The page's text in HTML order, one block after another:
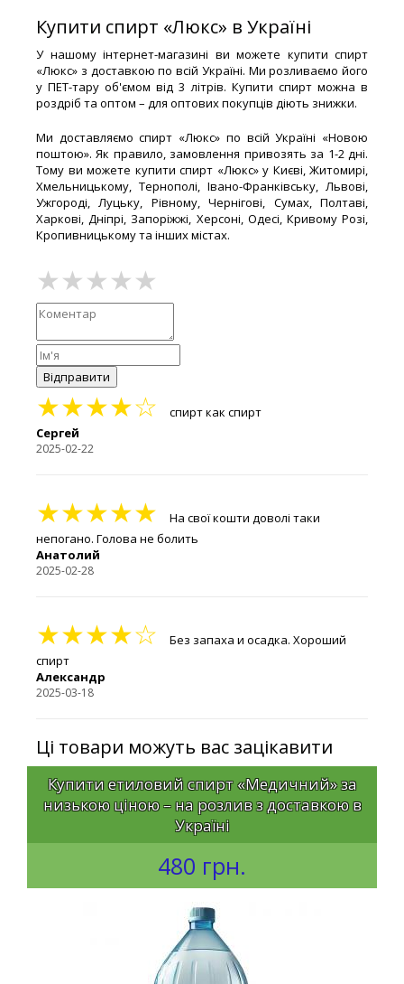
Купити спирт «Люкс» в Україні
У нашому інтернет-магазині ви можете купити спирт
«Люкс» з доставкою по всій Україні. Ми розливаємо його
у ПЕТ-тару об'ємом від 3 літрів. Купити спирт можна в
роздріб та оптом – для оптових покупців діють знижки.
Ми доставляємо спирт «Люкс» по всій Україні «Новою
поштою». Як правило, замовлення привозять за 1-2 дні.
Тому ви можете купити спирт «Люкс» у Києві, Житомирі,
Хмельницькому, Тернополі, Івано-Франківську, Львові,
Ужгороді, Луцьку, Рівному, Чернігові, Сумах, Полтаві,
Харкові, Дніпрі, Запоріжжі, Херсоні, Одесі, Кривому Розі,
Кропивницькому та інших містах.
Відправити
★★★★☆
спирт как спирт
Сергей
2025-02-22
★★★★★
На свої кошти доволі таки
непогано. Голова не болить
Анатолий
2025-02-28
★★★★☆
Без запаха и осадка. Хороший
спирт
Александр
2025-03-18
Ці товари можуть вас зацікавити
Купити етиловий спирт «Медичний» за
низькою ціною – на розлив з доставкою в
Україні
480 грн.